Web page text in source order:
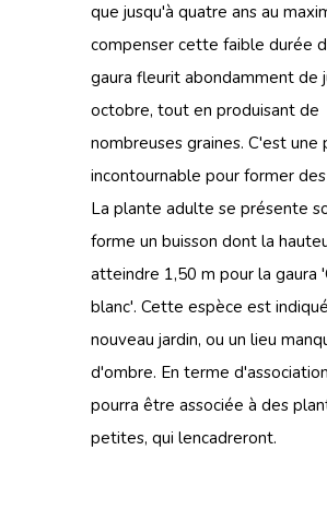
que jusqu'à quatre ans au
compenser cette faible durée
gaura fleurit abondamment de
octobre, tout en produisant de
nombreuses graines. C'est une
incontournable pour former des
La plante adulte se présente
forme un buisson dont la
atteindre 1,50 m pour la gaura
blanc'. Cette espèce est
nouveau jardin, ou un lieu
d'ombre. En terme
pourra être associée à des
petites, qui lencadreront.